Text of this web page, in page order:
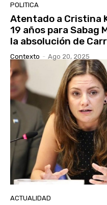
POLITICA
Atentado a Cristina
19 años para Sabag
la absolución de
Contexto - Ago 20, 2025
ACTUALIDAD